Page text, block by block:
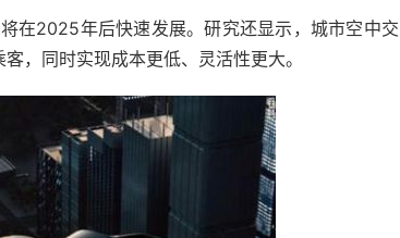
在2025年后快速发展。研究还显示，城市空中交
，同时实现成本更低、灵活性更大。